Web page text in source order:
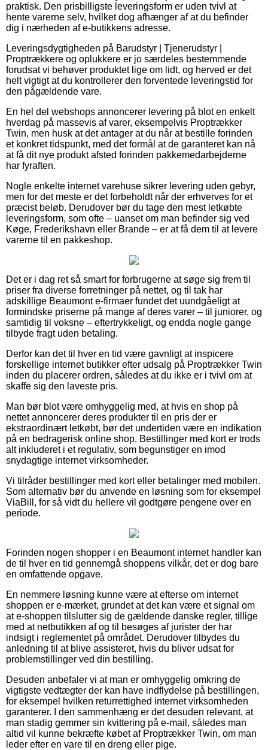
praktisk. Den prisbilligste leveringsform er uden tvivl at
hente varerne selv, hvilket dog afhænger af at du befinder
dig i nærheden af e-butikkens adresse.
Leveringsdygtigheden på Barudstyr | Tjenerudstyr |
Proptrækkere og oplukkere er jo særdeles bestemmende
forudsat vi behøver produktet lige om lidt, og herved er det
helt vigtigt at du kontrollerer den forventede leveringstid for
den pågældende vare.
En hel del webshops annoncerer levering på blot en enkelt
hverdag på massevis af varer, eksempelvis Proptrækker
Twin, men husk at det antager at du når at bestille forinden
et konkret tidspunkt, med det formål at de garanteret kan nå
at få dit nye produkt afsted forinden pakkemedarbejderne
har fyraften.
Nogle enkelte internet varehuse sikrer levering uden gebyr,
men for det meste er det forbeholdt når der erhverves for et
præcist beløb. Derudover bør du tage den mest letkøbte
leveringsform, som ofte – uanset om man befinder sig ved
Køge, Frederikshavn eller Brande – er at få dem til at levere
varerne til en pakkeshop.
Det er i dag ret så smart for forbrugerne at søge sig frem til
priser fra diverse forretninger på nettet, og til tak har
adskillige Beaumont e-firmaer fundet det uundgåeligt at
formindske priserne på mange af deres varer – til juniorer, og
samtidig til voksne – eftertrykkeligt, og endda nogle gange
tilbyde fragt uden betaling.
Derfor kan det til hver en tid være gavnligt at inspicere
forskellige internet butikker efter udsalg på Proptrækker Twin
inden du placerer ordren, således at du ikke er i tvivl om at
skaffe sig den laveste pris.
Man bør blot være omhyggelig med, at hvis en shop på
nettet annoncerer deres produkter til en pris der er
ekstraordinært letkøbt, bør det undertiden være en indikation
på en bedragerisk online shop. Bestillinger med kort er trods
alt inkluderet i et regulativ, som begunstiger en imod
snydagtige internet virksomheder.
Vi tilråder bestillinger med kort eller betalinger med mobilen.
Som alternativ bør du anvende en løsning som for eksempel
ViaBill, for så vidt du hellere vil godtgøre pengene over en
periode.
Forinden nogen shopper i en Beaumont internet handler kan
de til hver en tid gennemgå shoppens vilkår, det er dog bare
en omfattende opgave.
En nemmere løsning kunne være at efterse om internet
shoppen er e-mærket, grundet at det kan være et signal om
at e-shoppen tilslutter sig de gældende danske regler, tillige
med at netbutikken af og til besøges af jurister der har
indsigt i reglementet på området. Derudover tilbydes du
anledning til at blive assisteret, hvis du bliver udsat for
problemstillinger ved din bestilling.
Desuden anbefaler vi at man er omhyggelig omkring de
vigtigste vedtægter der kan have indflydelse på bestillingen,
for eksempel hvilken returrettighed internet virksomheden
garanterer. I den sammenhæng er det desuden relevant, at
man stadig gemmer sin kvittering på e-mail, således man
altid vil kunne bekræfte købet af Proptrækker Twin, om man
leder efter en vare til en dreng eller pige.